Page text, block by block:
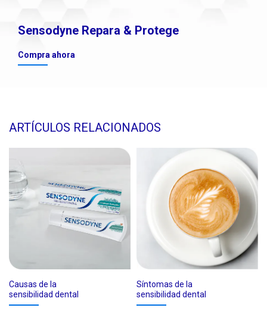
Sensodyne Repara & Protege
Compra ahora
ARTÍCULOS RELACIONADOS
Causas de la
sensibilidad dental
Síntomas de la
sensibilidad dental